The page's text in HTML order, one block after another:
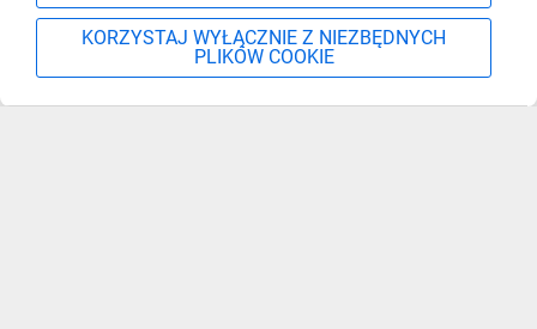
KORZYSTAJ WYŁĄCZNIE Z NIEZBĘDNYCH
PLIKÓW COOKIE